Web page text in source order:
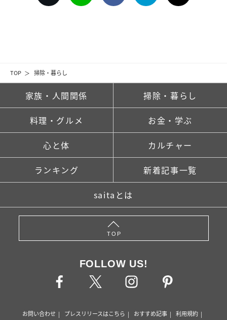
TOP 掃除・暮らし
家族・人間関係 掃除・暮らし
料理・グルメ お金・学ぶ
心と体 カルチャー
ランキング 新着記事一覧
saitaとは
TOP
FOLLOW US!
お問い合わせ プレスリリースはこちら おすすめ記事 利用規約